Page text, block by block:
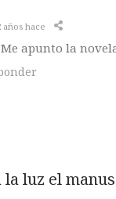
años hace
apunto la
la luz el